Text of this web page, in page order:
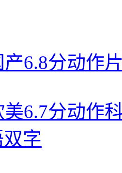
产6.8分动作
美6.7分动作
字